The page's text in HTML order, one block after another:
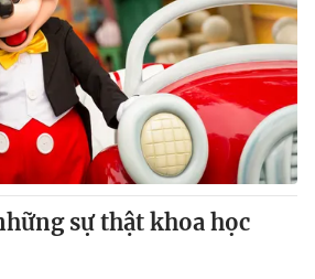
sự thật khoa học